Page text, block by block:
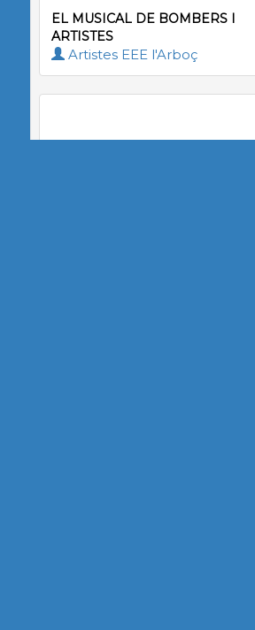
EL MUSICAL DE BOMBERS I
ARTISTES
Artistes EEE l'Arboç